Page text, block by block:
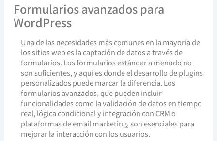
Formularios avanzados para
WordPress
Una de las necesidades más comunes en la mayoría de
los sitios web es la captación de datos a través de
formularios. Los formularios estándar a menudo no
son suficientes, y aquí es donde el desarrollo de plugins
personalizados puede marcar la diferencia. Los
formularios avanzados, que pueden incluir
funcionalidades como la validación de datos en tiempo
real, lógica condicional y integración con CRM o
plataformas de email marketing, son esenciales para
mejorar la interacción con los usuarios.